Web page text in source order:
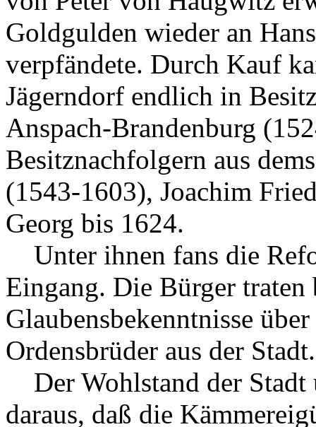
Goldgulden wieder an
verpfändete. Durch Kauf
Jägerndorf endlich in
Anspach-Brandenburg
Besitznachfolgern aus
(1543-1603), Joachim
Georg bis 1624.
Unter ihnen fans die
Eingang. Die Bürger traten
Glaubensbekenntnisse
Ordensbrüder aus der Stadt.
Der Wohlstand der Stadt
daraus, daß die